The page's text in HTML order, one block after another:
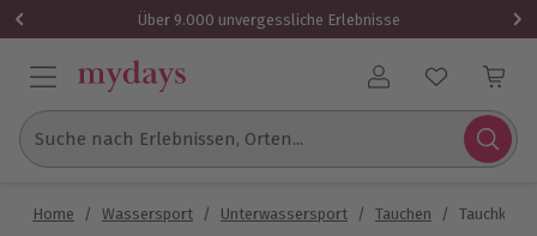
Über 9.000 unvergessliche Erlebnisse
Benutzerkonto
Suche nach Erlebnissen, Orten...
Home / Wassersport / Unterwassersport / Tauchen / Tauchkurs